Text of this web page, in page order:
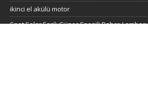
ikinci el akülü motor
Spot Solar Şarjlı Güneş Enerjili Bahçe Lambası